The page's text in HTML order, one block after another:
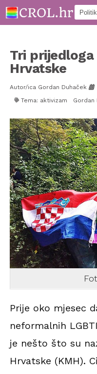
Tri prijedloga
Hrvatske
Autor/ica Gordan Duhaček
Tema: aktivizam Gordan
Prije oko mjesec
neformalnih
je nešto što su
Hrvatske (KMH).